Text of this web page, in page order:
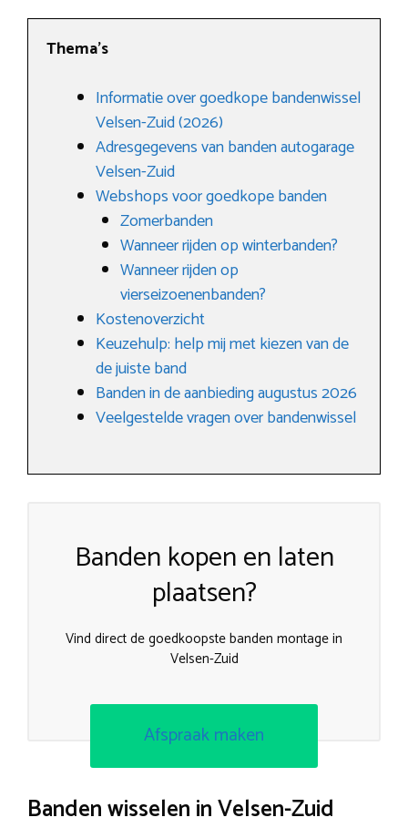
Thema’s
Informatie over goedkope bandenwissel
Velsen-Zuid (2026)
Adresgegevens van banden autogarage
Velsen-Zuid
Webshops voor goedkope banden
Zomerbanden
Wanneer rijden op winterbanden?
Wanneer rijden op
vierseizoenenbanden?
Kostenoverzicht
Keuzehulp: help mij met kiezen van de
de juiste band
Banden in de aanbieding augustus 2026
Veelgestelde vragen over bandenwissel
Banden kopen en laten
plaatsen?
Vind direct de goedkoopste banden montage in
Velsen-Zuid
Afspraak maken
Banden wisselen in Velsen-Zuid